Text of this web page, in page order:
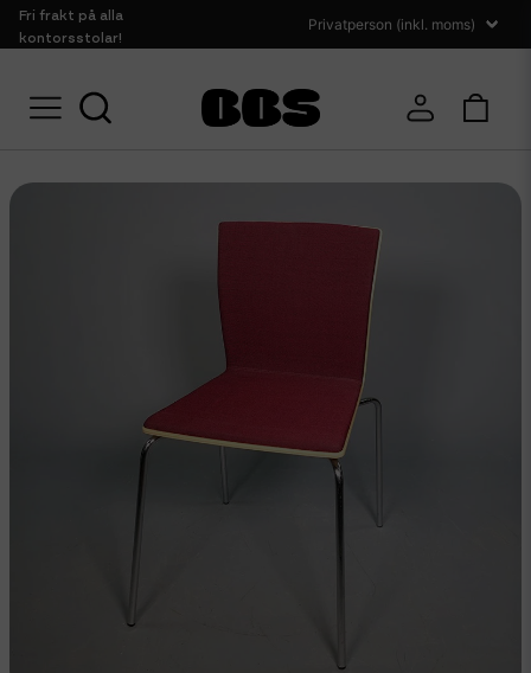
Fri frakt på alla
kontorsstolar!
Sittmöbler Konferensstolar Begagnade konferensstolar Gärsnäs -